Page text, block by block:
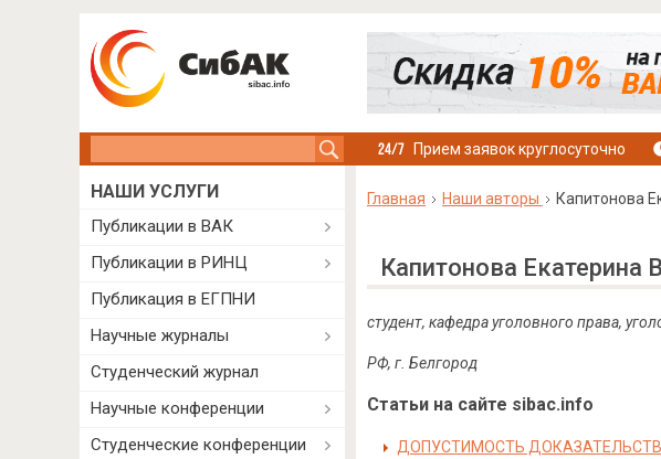
Прием заявок круглосуточно
Главная Наши авторы Капитонова
Капитонова Екатерина
студент, кафедра уголовного права,
РФ, г. Белгород
Статьи на сайте sibac.info
ДОПУСТИМОСТЬ
НАШИ УСЛУГИ
Публикации в ВАК
Публикации в РИНЦ
Публикация в ЕГПНИ
Научные журналы
Студенческий журнал
Научные конференции
Студенческие конференции